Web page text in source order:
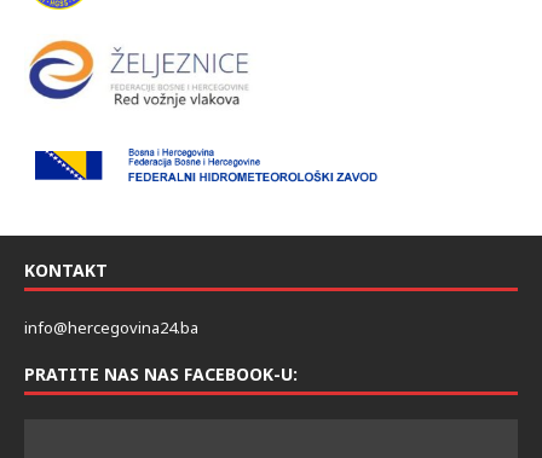
KONTAKT
info@hercegovina24.ba
PRATITE NAS NAS FACEBOOK-U: